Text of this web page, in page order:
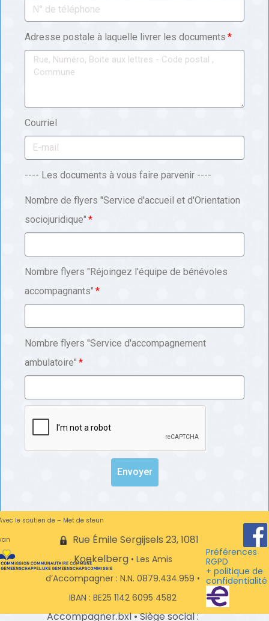
Adresse postale à laquelle livrer les documents
Courriel
---- Les documents à vous faire parvenir ----
Nombre de flyers "Service d'accueil et d'Orientation
sociojuridique"
Nombre flyers "Réjoingez l'équipe de bénévoles
accompagnants"
Nombre flyers "Service d'accompagnement
ambulatoire"
Envoyer
le soutien de – Met de steun
Rue Émile Sergijsels 23, 1081
Koekelberg • Les Amis
d’Accompagner : N.N. 0879.434.959 •
IBAN : BE25 1142 6095 4582
Accompagner.bxl • Siège social :
Préférences
RGPD
+ politique de
confidentialité